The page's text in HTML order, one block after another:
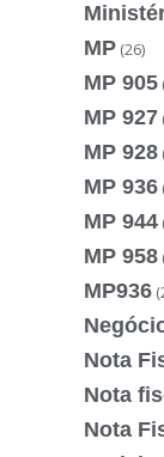
MP (26)
MP 905
MP 927
MP 928
MP 936
MP 944
MP 958
MP936
Nota
Nota
Nota